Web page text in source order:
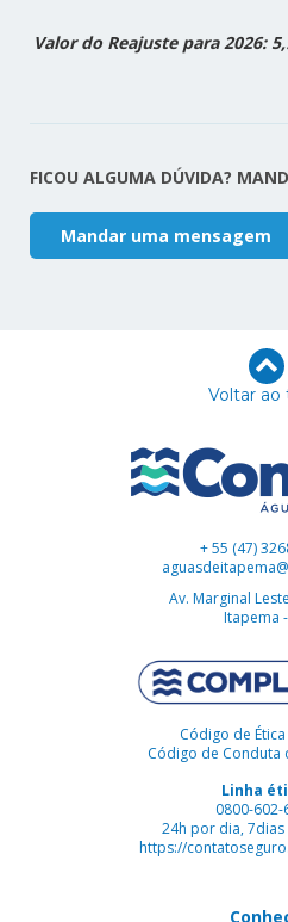
Valor do Reajuste para 2026:
FICOU ALGUMA DÚVIDA?
Mandar uma mensagem
Voltar ao
+ 55 (47)
Av. Marginal
Itapema -
Código de
Código de Conduta
Linha
0800-602-
24h por dia,
https://